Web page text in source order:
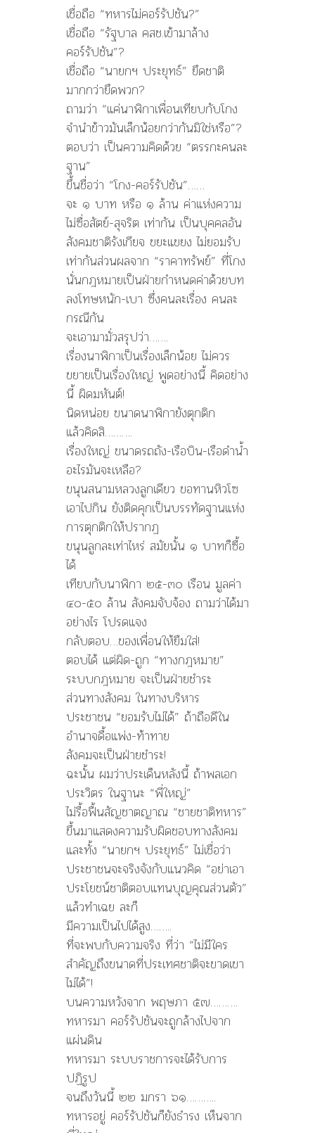
เชื่อถือ “ทหารไม่คอร์รัปชัน?”
เชื่อถือ “รัฐบาล คสช.เข้ามาล้าง
คอร์รัปชัน”?
เชื่อถือ “นายกฯ ประยุทธ์” ยึดชาติ
มากกว่ายึดพวก?
ถามว่า “แค่นาฬิกาเพื่อนเทียบกับโกง
จำนำข้าวมันเล็กน้อยกว่ากันมิใช่หรือ”?
ตอบว่า เป็นความคิดด้วย “ตรรกะคนละ
ฐาน”
ขึ้นชื่อว่า “โกง-คอร์รัปชัน”……
จะ ๑ บาท หรือ ๑ ล้าน ค่าแห่งความ
ไม่ซื่อสัตย์-สุจริต เท่ากัน เป็นบุคคลอัน
สังคมชาติรังเกียจ ขยะแขยง ไม่ยอมรับ
เท่ากันส่วนผลจาก “ราคาทรัพย์” ที่โกง
นั่นกฎหมายเป็นฝ่ายกำหนดค่าด้วยบท
ลงโทษหนัก-เบา ซึ่งคนละเรื่อง คนละ
กรณีกัน
จะเอามามั่วสรุปว่า…….
เรื่องนาฬิกาเป็นเรื่องเล็กน้อย ไม่ควร
ขยายเป็นเรื่องใหญ่ พูดอย่างนี้ คิดอย่าง
นี้ ผิดมหันต์!
นิดหน่อย ขนาดนาฬิกายังตุกติก
แล้วคิดสิ……….
เรื่องใหญ่ ขนาดรถถัง-เรือบิน-เรือดำน้ำ
อะไรมันจะเหลือ?
ขนุนสนามหลวงลูกเดียว ขอทานหิวโซ
เอาไปกิน ยังติดคุกเป็นบรรทัดฐานแห่ง
การตุกติกให้ปรากฏ
ขนุนลูกละเท่าไหร่ สมัยนั้น ๑ บาทก็ซื้อ
ได้
เทียบกับนาฬิกา ๒๕-๓๐ เรือน มูลค่า
๔๐-๕๐ ล้าน สังคมจับจ้อง ถามว่าได้มา
อย่างไร โปรดแจง
กลับตอบ…ของเพื่อนให้ยืมใส่!
ตอบได้ แต่ผิด-ถูก “ทางกฎหมาย”
ระบบกฎหมาย จะเป็นฝ่ายชำระ
ส่วนทางสังคม ในทางบริหาร
ประชาชน “ยอมรับไม่ได้” ถ้าถือดีใน
อำนาจดื้อแพ่ง-ท้าทาย
สังคมจะเป็นฝ่ายชำระ!
ฉะนั้น ผมว่าประเด็นหลังนี้ ถ้าพลเอก
ประวิตร ในฐานะ “พี่ใหญ่”
ไม่รื้อฟื้นสัญชาตญาณ “ชายชาติทหาร”
ขึ้นมาแสดงความรับผิดชอบทางสังคม
และทั้ง “นายกฯ ประยุทธ์” ไม่เชื่อว่า
ประชาชนจะจริงจังกับแนวคิด “อย่าเอา
ประโยชน์ชาติตอบแทนบุญคุณส่วนตัว”
แล้วทำเฉย ละก็
มีความเป็นไปได้สูง……..
ที่จะพบกับความจริง ที่ว่า “ไม่มีใคร
สำคัญถึงขนาดที่ประเทศชาติจะขาดเขา
ไม่ได้”!
บนความหวังจาก พฤษภา ๕๗……….
ทหารมา คอร์รัปชันจะถูกล้างไปจาก
แผ่นดิน
ทหารมา ระบบราชการจะได้รับการ
ปฏิรูป
จนถึงวันนี้ ๒๒ มกรา ๖๑………..
ทหารอยู่ คอร์รัปชันก็ยังธำรง เห็นจาก